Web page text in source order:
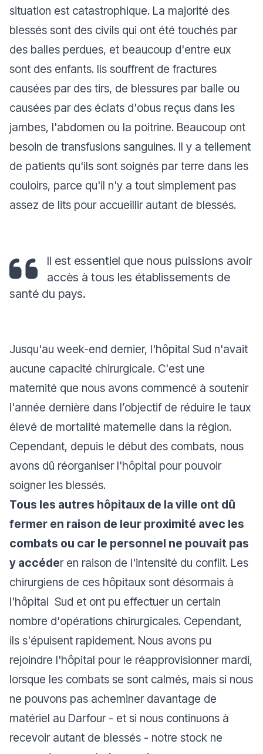
situation est catastrophique. La majorité des
blessés sont des civils qui ont été touchés par
des balles perdues, et beaucoup d'entre eux
sont des enfants. Ils souffrent de fractures
causées par des tirs, de blessures par balle ou
causées par des éclats d'obus reçus dans les
jambes, l'abdomen ou la poitrine. Beaucoup ont
besoin de transfusions sanguines. Il y a tellement
de patients qu'ils sont soignés par terre dans les
couloirs, parce qu'il n'y a tout simplement pas
assez de lits pour accueillir autant de blessés.
Il est essentiel que nous puissions avoir
accès à tous les établissements de
santé du pays.
Jusqu'au week-end dernier, l'hôpital Sud n'avait
aucune capacité chirurgicale. C'est une
maternité que nous avons commencé à soutenir
l'année dernière dans l’objectif de réduire le taux
élevé de mortalité maternelle dans la région.
Cependant, depuis le début des combats, nous
avons dû réorganiser l'hôpital pour pouvoir
soigner les blessés.
Tous les autres hôpitaux de la ville ont dû
fermer en raison de leur proximité avec les
combats ou car le personnel ne pouvait pas
y accéder en raison de l'intensité du conflit. Les
chirurgiens de ces hôpitaux sont désormais à
l'hôpital Sud et ont pu effectuer un certain
nombre d'opérations chirurgicales. Cependant,
ils s'épuisent rapidement. Nous avons pu
rejoindre l'hôpital pour le réapprovisionner mardi,
lorsque les combats se sont calmés, mais si nous
ne pouvons pas acheminer davantage de
matériel au Darfour - et si nous continuons à
recevoir autant de blessés - notre stock ne